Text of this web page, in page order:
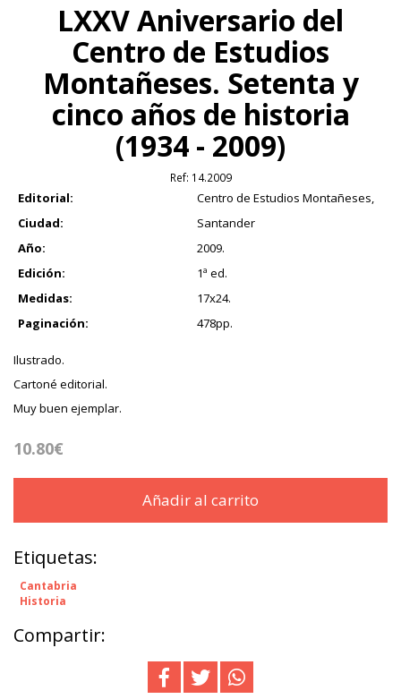
LXXV Aniversario del
Centro de Estudios
Montañeses. Setenta y
cinco años de historia
(1934 - 2009)
Ref: 14.2009
Editorial:
Centro de Estudios Montañeses,
Ciudad:
Santander
Año:
2009.
Edición:
1ª ed.
Medidas:
17x24.
Paginación:
478pp.
Ilustrado.
Cartoné editorial.
Muy buen ejemplar.
10.80€
Añadir al carrito
Etiquetas:
Cantabria
Historia
Compartir: